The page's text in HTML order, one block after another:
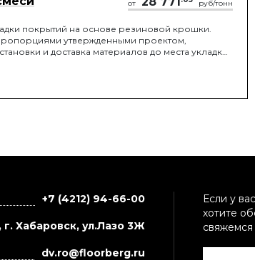
от руб/тонн
покрытий на основе резиновой крошки.
утвержденными проектом,
и доставка материалов до места укладки
+7 (4212) 94-66-00
г. Хабаровск, ул.Лазо 3Ж
dv.ro@floorberg.ru
Если у
хотите
свяжемся